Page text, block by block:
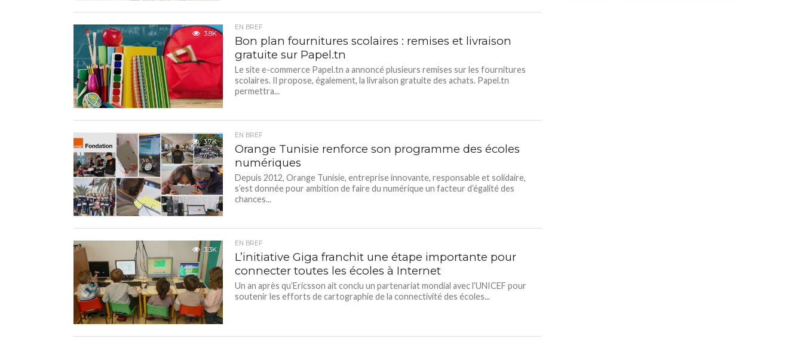
3.8K
EN BREF
Bon plan fournitures scolaires : remises et livraison
gratuite sur Papel.tn
Le site e-commerce Papel.tn a annoncé plusieurs remises sur les fournitures
scolaires. Il propose, également, la livraison gratuite des achats. Papel.tn
permettra...
3.7K
EN BREF
Orange Tunisie renforce son programme des écoles
numériques
Depuis 2012, Orange Tunisie, entreprise innovante, responsable et solidaire,
s’est donnée pour ambition de faire du numérique un facteur d’égalité des
chances...
3.3K
EN BREF
L’initiative Giga franchit une étape importante pour
connecter toutes les écoles à Internet
Un an après qu’Ericsson ait conclu un partenariat mondial avec l’UNICEF pour
soutenir les efforts de cartographie de la connectivité des écoles...